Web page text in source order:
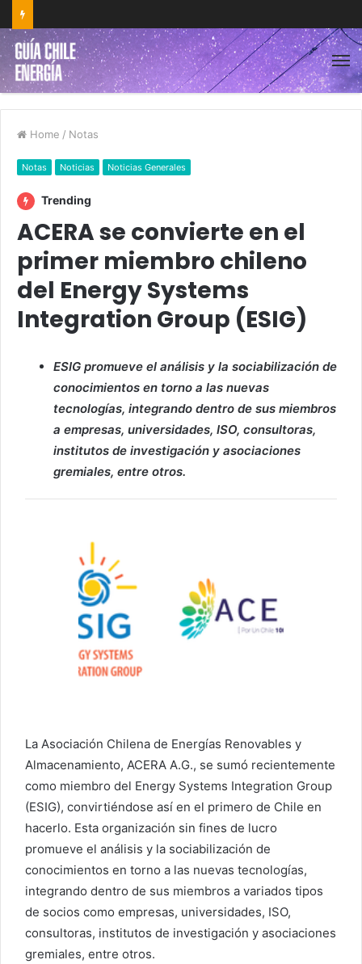
Home / Notas
Notas Noticias Noticias Generales
Trending
ACERA se convierte en el
primer miembro chileno
del Energy Systems
Integration Group (ESIG)
ESIG promueve el análisis y la sociabilización de
conocimientos en torno a las nuevas
tecnologías, integrando dentro de sus miembros
a empresas, universidades, ISO, consultoras,
institutos de investigación y asociaciones
gremiales, entre otros.
La Asociación Chilena de Energías Renovables y
Almacenamiento, ACERA A.G., se sumó recientemente
como miembro del Energy Systems Integration Group
(ESIG), convirtiéndose así en el primero de Chile en
hacerlo. Esta organización sin fines de lucro
promueve el análisis y la sociabilización de
conocimientos en torno a las nuevas tecnologías,
integrando dentro de sus miembros a variados tipos
de socios como empresas, universidades, ISO,
consultoras, institutos de investigación y asociaciones
gremiales, entre otros.